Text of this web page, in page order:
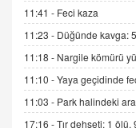
GÖNÜL
04.11.2025
AV.
Kira
11:41 - Feci kaza
11:23 - Düğünde kavga:
11:18 - Nargile kömürü
11:10 -Yaya geçidinde
11:03 - Park halindeki
17:16 -Tır dehşeti: 1 ölü,